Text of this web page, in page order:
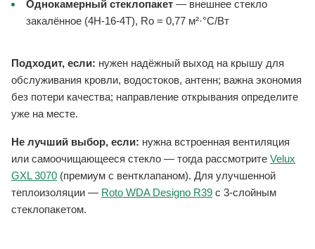
Однокамерный стеклопакет — внешнее стекло
закалённое (4H-16-4T), Ro = 0,77 м²·°C/Вт
Подходит, если: нужен надёжный выход на крышу для
обслуживания кровли, водостоков, антенн; важна экономия
без потери качества; направление открывания определите
уже на месте.
Не лучший выбор, если: нужна встроенная вентиляция
или самоочищающееся стекло — тогда рассмотрите Velux
GXL 3070 (премиум с вентклапаном). Для улучшенной
теплоизоляции — Roto WDA Designo R39 с 3-слойным
стеклопакетом.